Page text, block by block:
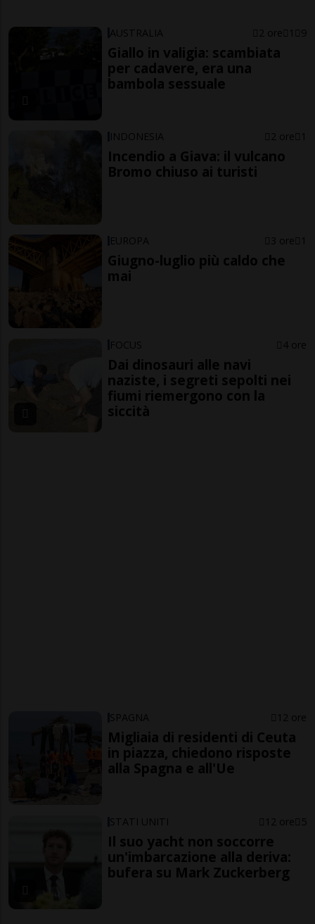
AUSTRALIA 2 ore 1 9
Giallo in valigia: scambiata
per cadavere, era una
bambola sessuale
INDONESIA 2 ore 1
Incendio a Giava: il vulcano
Bromo chiuso ai turisti
EUROPA 3 ore 1
Giugno-luglio più caldo che
mai
FOCUS 4 ore
Dai dinosauri alle navi
naziste, i segreti sepolti nei
fiumi riemergono con la
siccità
SPAGNA 12 ore
Migliaia di residenti di Ceuta
in piazza, chiedono risposte
alla Spagna e all'Ue
STATI UNITI 12 ore 5
Il suo yacht non soccorre
un'imbarcazione alla deriva:
bufera su Mark Zuckerberg